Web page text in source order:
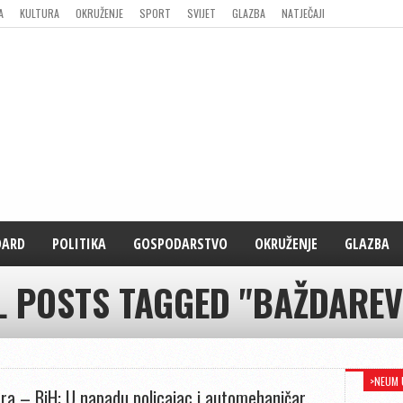
KULTURA OKRUŽENJE SPORT SVIJET GLAZBA NATJEČAJI
POLITIKA GOSPODARSTVO OKRUŽENJE GLAZBA
POSTS TAGGED
– BiH: U napadu policajac i automehaničar
>NEUM